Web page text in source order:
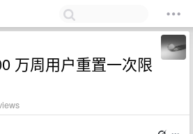
万周用户重置一次限